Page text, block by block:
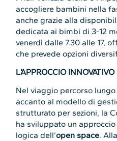
accogliere bambini nella
anche grazie alla
dedicata ai bimbi di 3-12
venerdì dalle 7.30 alle 17,
che prevede opzioni
L’APPROCCIO INNOVATIVO
Nel viaggio percorso
accanto al modello di
strutturato per sezioni, la
ha sviluppato un
logica dell’open space.